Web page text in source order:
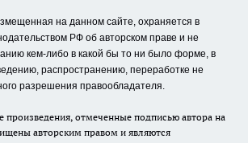
на данном сайте, охраняется в
РФ об авторском праве и не
кем-либо в какой бы то ни было форме, в
распространению, переработке не
разрешения правообладателя.
произведения, отмеченные подписью автора на
авторским правом и являются